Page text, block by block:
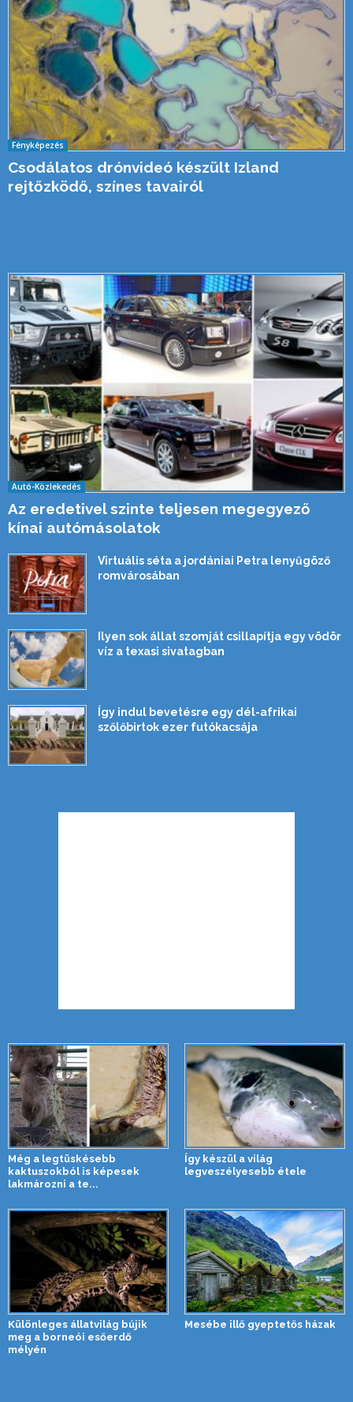
Fényképezés
Csodálatos drónvideó készült Izland
rejtőzködő, színes tavairól
Autó-Közlekedés
Az eredetivel szinte teljesen megegyező
kínai autómásolatok
Virtuális séta a jordániai Petra lenyűgöző
romvárosában
Ilyen sok állat szomját csillapítja egy vödör
víz a texasi sivatagban
Így indul bevetésre egy dél-afrikai
szőlőbirtok ezer futókacsája
Még a legtüskésebb
kaktuszokból is képesek
lakmározni a te...
Így készül a világ
legveszélyesebb étele
Különleges állatvilág bújik
meg a borneói esőerdő
mélyén
Mesébe illő gyeptetős házak